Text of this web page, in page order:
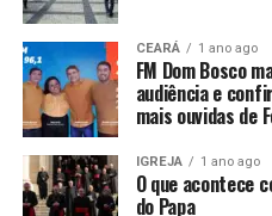
CEARÁ 1 ano ago
FM Dom Bosco
audiência e
mais ouvidas de
IGREJA 1 ano ago
O que acontece
do Papa